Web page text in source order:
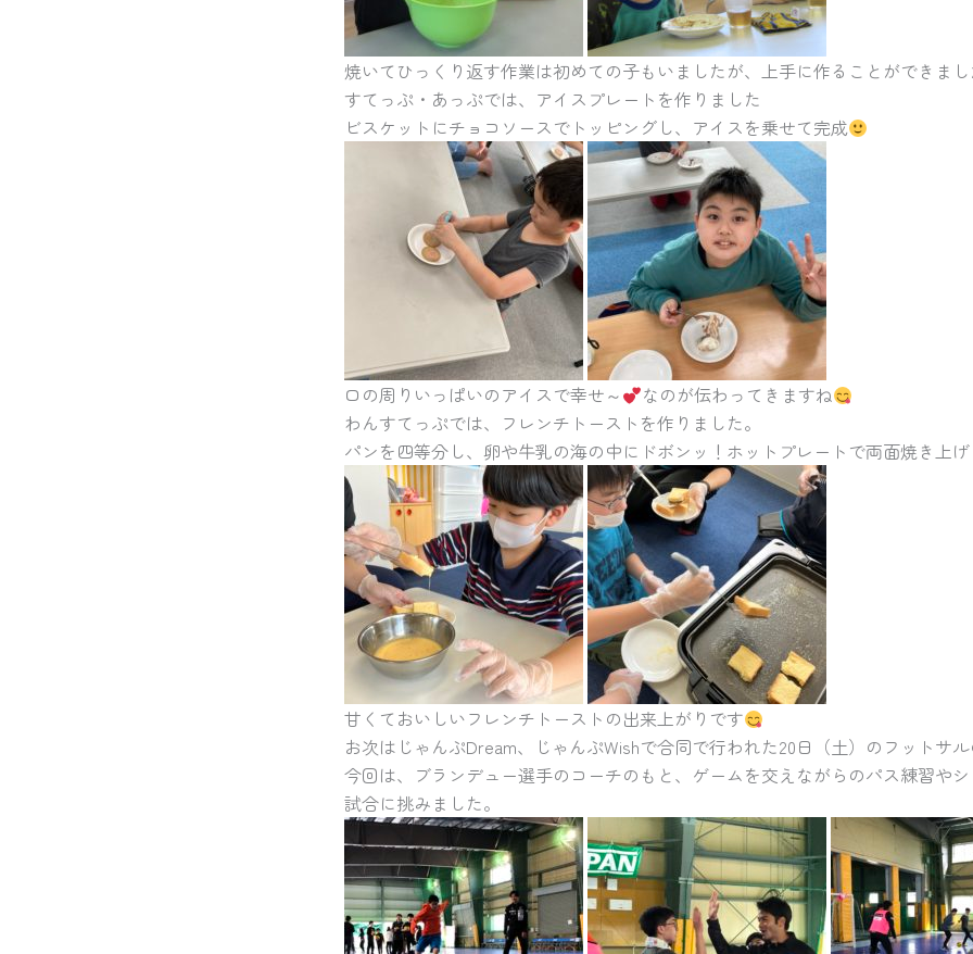
焼いてひっくり返す作業は初めての子もいましたが、上手に作ることができま
すてっぷ・あっぷでは、アイスプレートを作りました
ビスケットにチョコソースでトッピングし、アイスを乗せて完成
口の周りいっぱいのアイスで幸せ～
なのが伝わってきますね
わんすてっぷでは、フレンチトーストを作りました。
パンを四等分し、卵や牛乳の海の中にドボンッ！ホットプレートで両面焼き上
甘くておいしいフレンチトーストの出来上がりです
お次はじゃんぷDream、じゃんぷWishで合同で行われた20日（土）のフットサ
今回は、ブランデュー選手のコーチのもと、ゲームを交えながらのパス練習や
試合に挑みました。